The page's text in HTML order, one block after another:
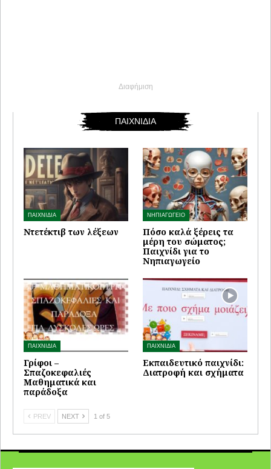
Διαφήμιση
ΠΑΙΧΝΙΔΙΑ
ΠΑΙΧΝΙΔΙΑ
Ντετέκτιβ των λέξεων
ΝΗΠΙΑΓΩΓΕΙΟ
Πόσο καλά ξέρεις τα
μέρη του σώματος;
Παιχνίδι για το
Νηπιαγωγείο
ΠΑΙΧΝΙΔΙΑ
Γρίφοι –
Σπαζοκεφαλιές
Μαθηματικά και
παράδοξα
ΠΑΙΧΝΙΔΙΑ
Εκπαιδευτικό παιχνίδι:
Διατροφή και σχήματα
PREV NEXT 1 of 5